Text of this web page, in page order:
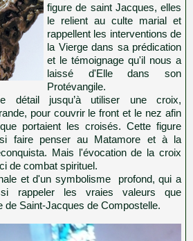
figure de saint Jacques, elles
le relient au culte marial et
rappellent les interventions de
la Vierge dans sa prédication
et le témoignage qu'il nous a
laissé d'Elle dans son
Protévangile.
détail jusqu’à utiliser une croix,
pour couvrir le front et le nez afin
portaient les croisés. Cette figure
faire penser au Matamore et à la
Mais l'évocation de la croix
de combat spirituel.
et d'un symbolisme profond, qui a
rappeler les vraies valeurs que
de Saint-Jacques de Compostelle.